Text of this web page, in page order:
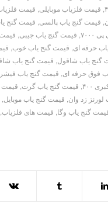
, قیمت فلزیاب موبایلی, قیمت
, قیمت گنج یاب پالسی, قیمت گنج
, قیمت گنج یاب جیبی,
حرفه ای, قیمت گنج یاب خوب,
گنج یاب شاقول, قیمت گنج یاب
فوق حرفه ای, قیمت گنج یاب فیشر
۴۰۰ , قیمت گنج یاب گرت, قیمت
زد وان, قیمت گنج یاب موبایل,
گنج یاب وگا, قیمت های فلزیاب,